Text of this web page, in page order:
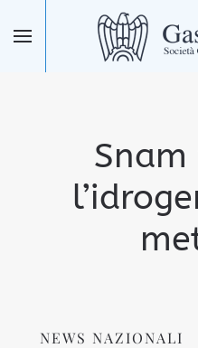
Skip to main
NEWS NAZIONALI